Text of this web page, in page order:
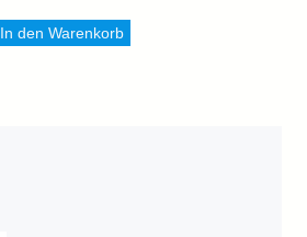
In den Warenkorb